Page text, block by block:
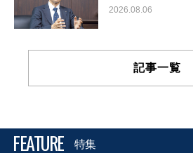
2026.08.06
記事一覧
FEATURE 特集